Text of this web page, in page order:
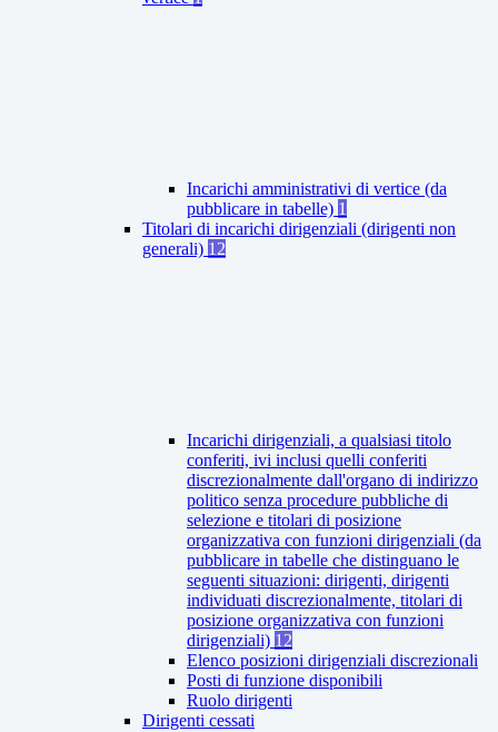
Incarichi amministrativi di vertice (da
pubblicare in tabelle) 1
Titolari di incarichi dirigenziali (dirigenti non
generali) 12
Incarichi dirigenziali, a qualsiasi titolo
conferiti, ivi inclusi quelli conferiti
discrezionalmente dall'organo di indirizzo
politico senza procedure pubbliche di
selezione e titolari di posizione
organizzativa con funzioni dirigenziali (da
pubblicare in tabelle che distinguano le
seguenti situazioni: dirigenti, dirigenti
individuati discrezionalmente, titolari di
posizione organizzativa con funzioni
dirigenziali) 12
Elenco posizioni dirigenziali discrezionali
Posti di funzione disponibili
Ruolo dirigenti
Dirigenti cessati